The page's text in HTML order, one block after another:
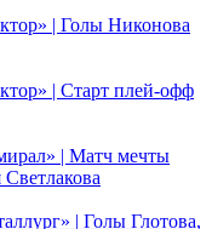
| Голы Никонова
| Старт плей-офф
| Матч мечты
| Голы Глотова,